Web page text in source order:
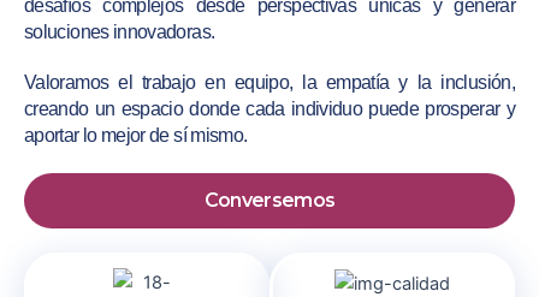
desafíos complejos desde perspectivas únicas y generar
soluciones innovadoras.
Valoramos el trabajo en equipo, la empatía y la inclusión,
creando un espacio donde cada individuo puede prosperar y
aportar lo mejor de sí mismo.
Conversemos